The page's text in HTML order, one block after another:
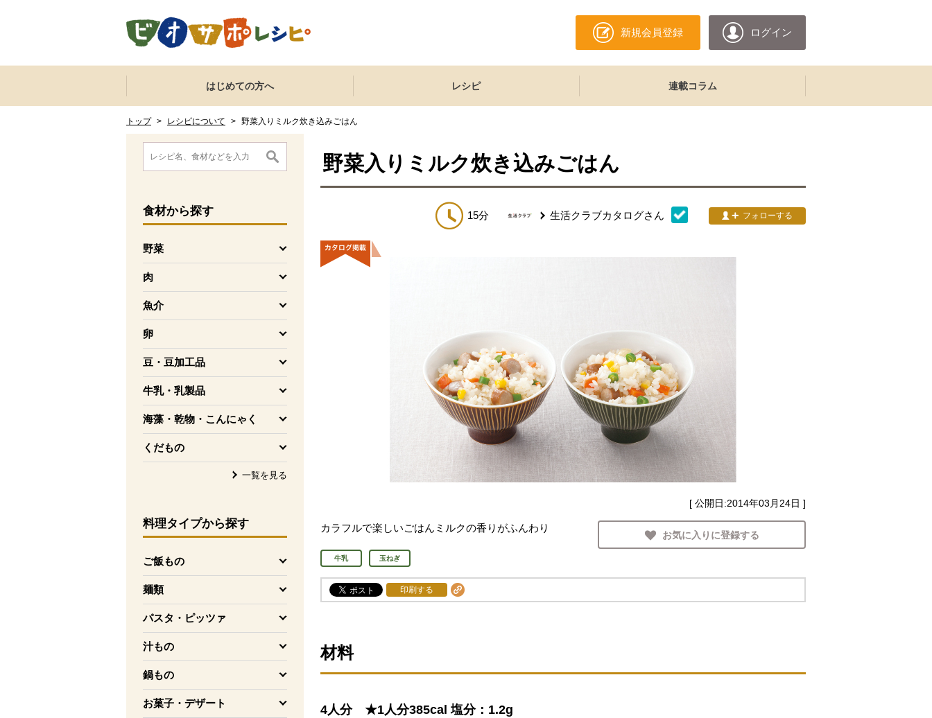
新規会員登録 ログイン
ここからサイト内共通メニューです。
サイト内共通メニューをスキップする
はじめての方へ レシピ 連載コラム
トップ > レシピについて > 野菜入りミルク炊き込みごはん
ここから消費材検索メニューです。
食材から探す
野菜
を開く
肉
を開く
魚介
を開く
卵
を開く
豆・豆加工品
を開く
牛乳・乳製品
を開く
海藻・乾物・こんにゃく
を開く
くだもの
を開く
一覧を見る
料理タイプから探す
ご飯もの
を開く
麺類
を開く
パスタ・ピッツァ
を開く
汁もの
を開く
鍋もの
を開く
お菓子・デザート
を開く
消費材検索メニューここまで。
ここから本文です。
野菜入りミルク炊き込みごはん
15分 生活クラブカタログさん フォローする
[ 公開日:2014年03月24日 ]
カラフルで楽しいごはんミルクの香りがふんわり
牛乳 玉ねぎ
お気に入りに登録する
印刷する
材料
4人分 ★1人分385cal 塩分：1.2g